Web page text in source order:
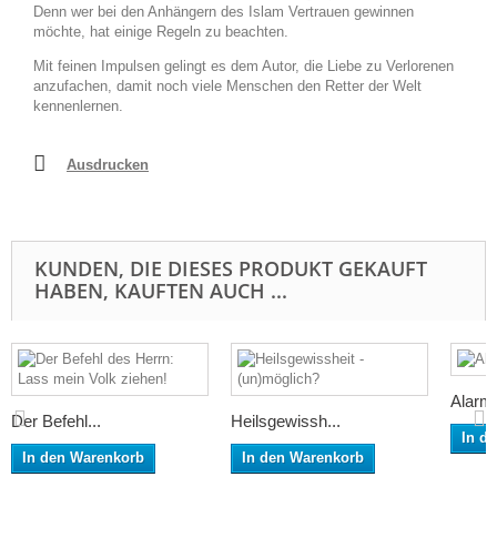
Denn wer bei den Anhängern des Islam Vertrauen gewinnen
möchte, hat einige Regeln zu beachten.
Mit feinen Impulsen gelingt es dem Autor, die Liebe zu Verlorenen
anzufachen, damit noch viele Menschen den Retter der Welt
kennenlernen.
Ausdrucken
KUNDEN, DIE DIESES PRODUKT GEKAUFT
HABEN, KAUFTEN AUCH ...
Der Befehl...
In den Warenkorb
Heilsgewissh...
In den Warenkorb
In